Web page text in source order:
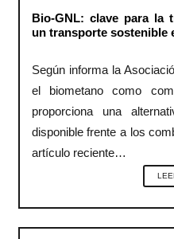
Bio-GNL: clave para la
un transporte sostenible
Según informa la
el biometano como
proporciona una
disponible frente a los
artículo reciente…